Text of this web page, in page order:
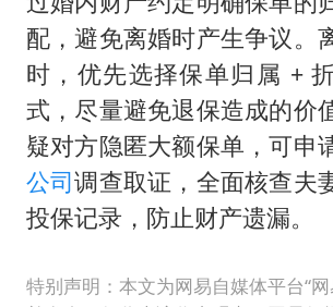
配，避免离婚时产生争议。
时，优先选择保单归属 +
式，尽量避免退保造成的价
疑对方隐匿大额保单，可申
公司调查取证，全面核查夫
投保记录，防止财产遗漏。
特别声明：本文为网易自媒体平台“